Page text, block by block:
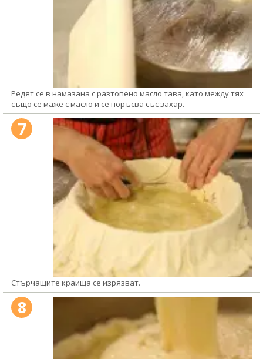
Редят се в намазана с разтопено масло тава, като между тях
също се маже с масло и се поръсва със захар.
7
Стърчащите краища се изрязват.
8